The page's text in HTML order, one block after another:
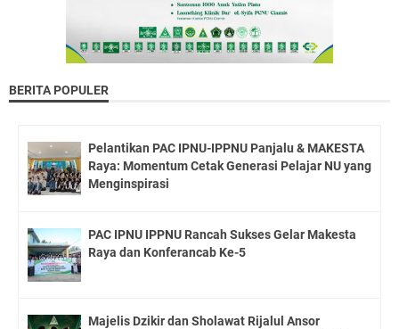
BERITA POPULER
Pelantikan PAC IPNU-IPPNU Panjalu & MAKESTA
Raya: Momentum Cetak Generasi Pelajar NU yang
Menginspirasi
PAC IPNU IPPNU Rancah Sukses Gelar Makesta
Raya dan Konferancab Ke-5
Majelis Dzikir dan Sholawat Rijalul Ansor